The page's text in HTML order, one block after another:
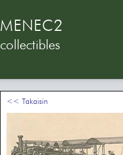
MENEC2
collectibles
<< Takaisin